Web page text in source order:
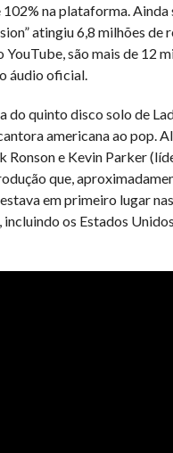
na plataforma. Ainda
atingiu 6,8 milhões de
YouTube, são mais de 12
áudio oficial.
do quinto disco solo de
americana ao pop.
Ronson e Kevin Parker
que,
em primeiro lugar
incluindo os Estados